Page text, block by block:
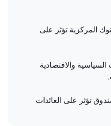
المركزية تؤثر على
السياسية والاقتصادية
تؤثر على العائدات